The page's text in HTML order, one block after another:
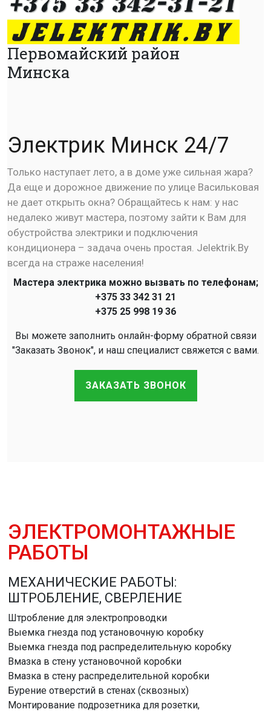
Первомайский район
Минска
Электрик Минск 24/7
Только наступает лето, а в доме уже сильная жара?
Да еще и дорожное движение по улице Васильковая
не дает открыть окна? Обращайтесь к нам: у нас
недалеко живут мастера, поэтому зайти к Вам для
обустройства электрики и подключения
кондиционера – задача очень простая. Jelektrik.By
всегда на страже населения!
Мастера электрика можно вызвать по телефонам;
+375 33 342 31 21
+375 25 998 19 36
Вы можете заполнить онлайн-форму обратной связи
"Заказать Звонок", и наш специалист свяжется с вами.
ЗАКАЗАТЬ ЗВОНОК
ЭЛЕКТРОМОНТАЖНЫЕ
РАБОТЫ
МЕХАНИЧЕСКИЕ РАБОТЫ:
ШТРОБЛЕНИЕ, СВЕРЛЕНИЕ
Штробление для электропроводки
Выемка гнезда под установочную коробку
Выемка гнезда под распределительную коробку
Вмазка в стену установочной коробки
Вмазка в стену распределительной коробки
Бурение отверстий в стенах (сквозных)
Монтирование подрозетника для розетки,